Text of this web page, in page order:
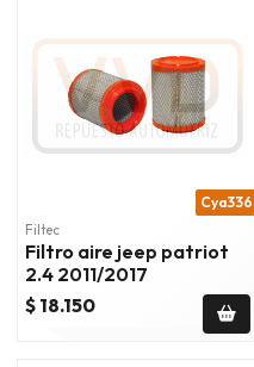
Cya336
Filtec
Filtro aire jeep patriot
2.4 2011/2017
$ 18.150